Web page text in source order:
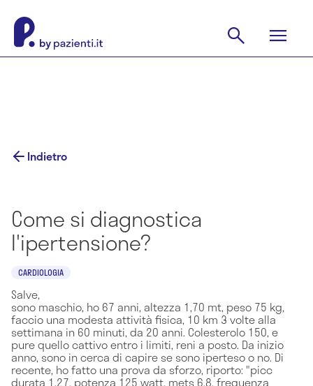
Indietro
Come si diagnostica
l'ipertensione?
CARDIOLOGIA
Salve,
sono maschio, ho 67 anni, altezza 1,70 mt, peso 75 kg,
faccio una modesta attività fisica, 10 km 3 volte alla
settimana in 60 minuti, da 20 anni. Colesterolo 150, e
pure quello cattivo entro i limiti, reni a posto. Da inizio
anno, sono in cerca di capire se sono iperteso o no. Di
recente, ho fatto una prova da sforzo, riporto: "picc
durata 1,27, potenza 125 watt, mets 6,8, frequenza